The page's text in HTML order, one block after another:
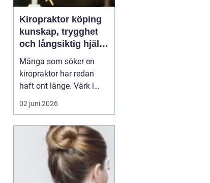
Kiropraktor köping
kunskap, trygghet
och långsiktig hjälp
för ryggen
Många som söker en
kiropraktor har redan
haft ont länge. Värk i
rygg, nacke eller huvud
blir lätt en del av
låser sig helt eller
smärtan gör det svårt att
jobba, sova eller träna.
För den som letar efter
02 juni 2026